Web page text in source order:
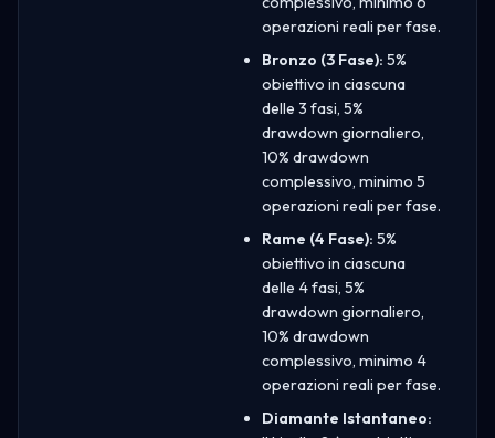
operazioni reali per fase.
Bronzo (3 Fase): 5%
obiettivo in ciascuna
delle 3 fasi, 5%
drawdown giornaliero,
10% drawdown
complessivo, minimo 5
operazioni reali per fase.
Rame (4 Fase): 5%
obiettivo in ciascuna
delle 4 fasi, 5%
drawdown giornaliero,
10% drawdown
complessivo, minimo 4
operazioni reali per fase.
Diamante Istantaneo: